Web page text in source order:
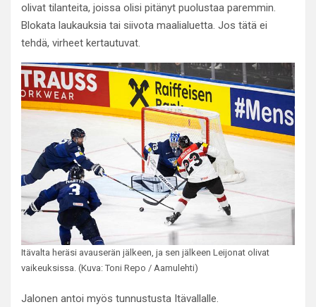
olivat tilanteita, joissa olisi pitänyt puolustaa paremmin.
Blokata laukauksia tai siivota maalialuetta. Jos tätä ei
tehdä, virheet kertautuvat.
Itävalta heräsi avauserän jälkeen, ja sen jälkeen Leijonat olivat
vaikeuksissa. (Kuva: Toni Repo / Aamulehti)
Jalonen antoi myös tunnustusta Itävallalle.